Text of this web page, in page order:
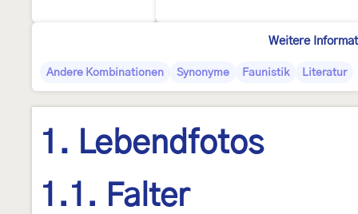
Weitere
Andere Kombinationen Synonyme Faunistik Literatur
1. Lebendfotos
1.1. Falter